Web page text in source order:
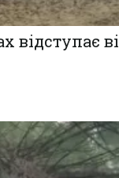
відступає